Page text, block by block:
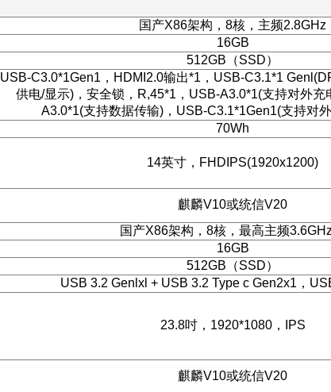
国产X86架构，8核，主频2.8GHz
16GB
512GB（SSD）
USB-C3.0*1Gen1，HDMI2.0输出*1，USB-C3.1*1
供电/显示)，安全锁，R,45*1，USB-A3.0*1(支持对外充
A3.0*1(支持数据传输)，USB-C3.1*1Gen1(支持对
70Wh
14英寸，FHDIPS(1920x1200)
麒麟V10或统信V20
国产X86架构，8核，最高主频3.6GHz
16GB
512GB（SSD）
USB 3.2 Genlxl + USB 3.2 Type c Gen2x1，
23.8吋，1920*1080，IPS
麒麟V10或统信V20